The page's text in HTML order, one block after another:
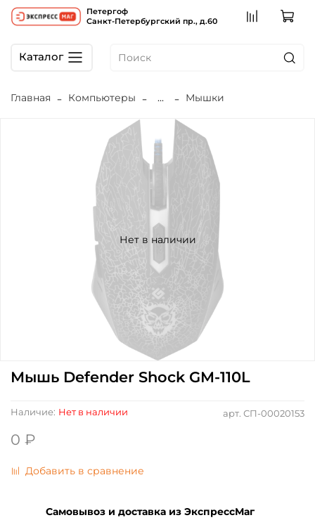
Петергоф
Санкт-Петербургский пр., д.60
Каталог
Главная Компьютеры ... Мышки
Нет в наличии
арт. СП-00020153
Наличие: Нет в наличии
Мышь Defender Shock GM-110L
0 ₽
Добавить в сравнение
Самовывоз и доставка из ЭкспрессМаг